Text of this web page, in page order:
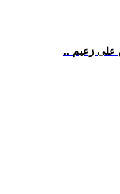
على زعيم